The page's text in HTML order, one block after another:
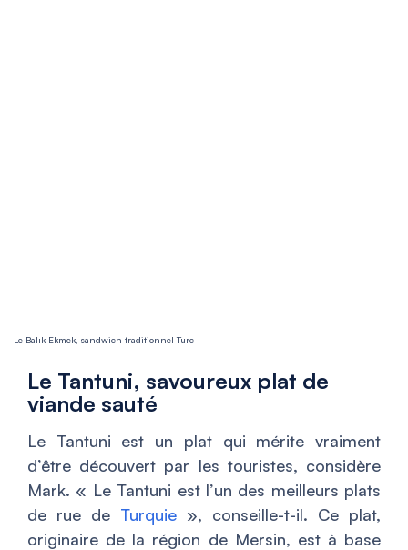
Le Balık Ekmek, sandwich traditionnel Turc
Le Tantuni, savoureux plat de
viande sauté
Le Tantuni est un plat qui mérite vraiment
d’être découvert par les touristes, considère
Mark. « Le Tantuni est l’un des meilleurs plats
de rue de Turquie », conseille-t-il. Ce plat,
originaire de la région de Mersin, est à base